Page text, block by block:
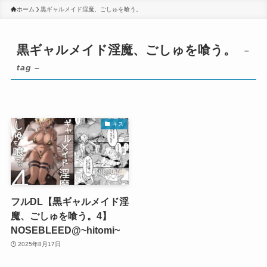
ホーム 黒ギャルメイド淫魔、ごしゅを喰う。
黒ギャルメイド淫魔、ごしゅを喰う。
–
tag –
キス
フルDL【黒ギャルメイド淫
魔、ごしゅを喰う。4】
NOSEBLEED@~hitomi~
2025年8月17日